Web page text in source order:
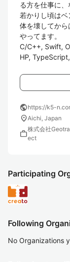
る方を仕事に、
若かりし頃は
体を壊してか
やってます。
C/C++, Swift,
HP,
publichttps://k5-
location_onAichi, Japan
work株式会社
ect
Participating
Following
No Organizations